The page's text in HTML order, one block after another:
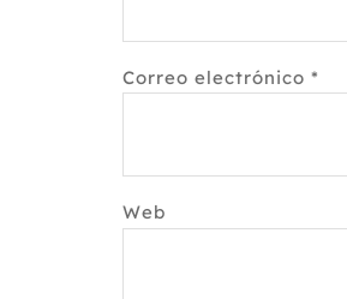
Correo electrónico *
Web